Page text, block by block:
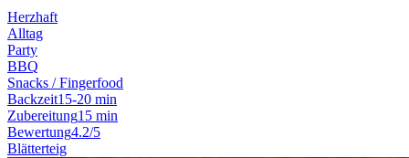
Herzhaft
Alltag
Party
BBQ
Snacks / Fingerfood
Backzeit15-20 min
Zubereitung15 min
Bewertung4.2/5
Blätterteig